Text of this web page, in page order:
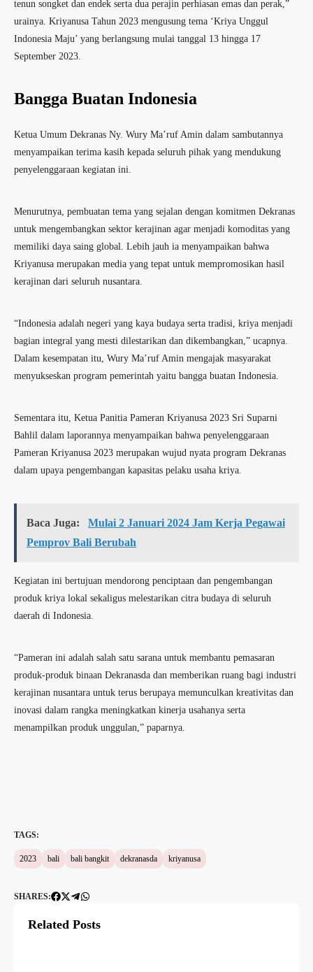
tenun songket dan endek serta dua perajin perhiasan emas dan perak,”
urainya. Kriyanusa Tahun 2023 mengusung tema ‘Kriya Unggul
Indonesia Maju’ yang berlangsung mulai tanggal 13 hingga 17
September 2023.
Bangga Buatan Indonesia
Ketua Umum Dekranas Ny. Wury Ma’ruf Amin dalam sambutannya
menyampaikan terima kasih kepada seluruh pihak yang mendukung
penyelenggaraan kegiatan ini.
Menurutnya, pembuatan tema yang sejalan dengan komitmen Dekranas
untuk mengembangkan sektor kerajinan agar menjadi komoditas yang
memiliki daya saing global. Lebih jauh ia menyampaikan bahwa
Kriyanusa merupakan media yang tepat untuk mempromosikan hasil
kerajinan dari seluruh nusantara.
“Indonesia adalah negeri yang kaya budaya serta tradisi, kriya menjadi
bagian integral yang mesti dilestarikan dan dikembangkan,” ucapnya.
Dalam kesempatan itu, Wury Ma’ruf Amin mengajak masyarakat
menyukseskan program pemerintah yaitu bangga buatan Indonesia.
Sementara itu, Ketua Panitia Pameran Kriyanusa 2023 Sri Suparni
Bahlil dalam laporannya menyampaikan bahwa penyelenggaraan
Pameran Kriyanusa 2023 merupakan wujud nyata program Dekranas
dalam upaya pengembangan kapasitas pelaku usaha kriya.
Baca Juga:
Mulai 2 Januari 2024 Jam Kerja Pegawai
Pemprov Bali Berubah
Kegiatan ini bertujuan mendorong penciptaan dan pengembangan
produk kriya lokal sekaligus melestarikan citra budaya di seluruh
daerah di Indonesia.
“Pameran ini adalah salah satu sarana untuk membantu pemasaran
produk-produk binaan Dekranasda dan memberikan ruang bagi industri
kerajinan nusantara untuk terus berupaya memunculkan kreativitas dan
inovasi dalam rangka meningkatkan kinerja usahanya serta
menampilkan produk unggulan,” paparnya.
TAGS:
2023 bali bali bangkit dekranasda kriyanusa
SHARES:
Related Posts